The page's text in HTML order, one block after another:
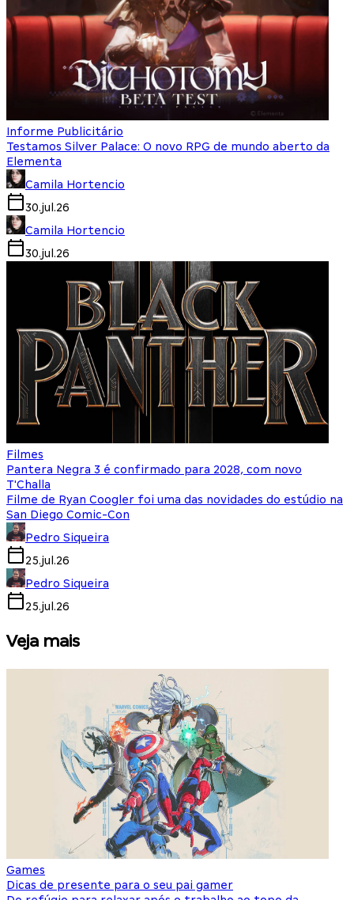
Informe Publicitário
Testamos Silver Palace: O novo RPG de mundo aberto da
Elementa
Camila Hortencio
30.jul.26
Camila Hortencio
30.jul.26
Filmes
Pantera Negra 3 é confirmado para 2028, com novo
T'Challa
Filme de Ryan Coogler foi uma das novidades do estúdio na
San Diego Comic-Con
Pedro Siqueira
25.jul.26
Pedro Siqueira
25.jul.26
Veja mais
Games
Dicas de presente para o seu pai gamer